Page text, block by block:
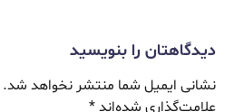
دیدگاهتان را بنویسید
نشانی ایمیل شما منتشر نخواهد شد.
علامت‌گذاری شده‌اند*